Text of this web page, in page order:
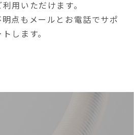
用いただけます。
点もメールとお電話でサポ
トします。